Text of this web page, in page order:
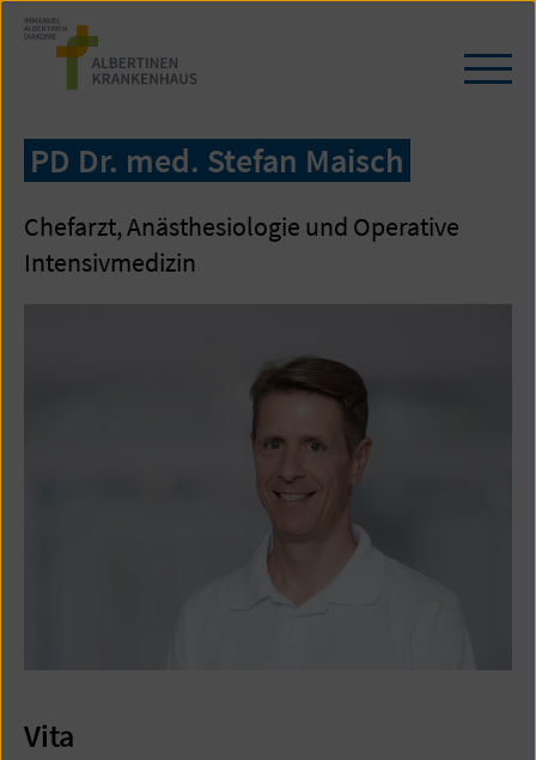
Zum
Seiteninhalt
springen
PD Dr. med. Stefan Maisch
Chefarzt, Anästhesiologie und Operative
Intensivmedizin
Vita